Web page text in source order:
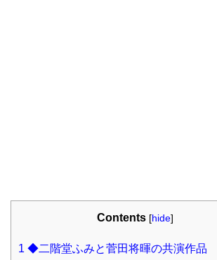
Contents [hide]
1 ◆二階堂ふみと菅田将暉の共演作品